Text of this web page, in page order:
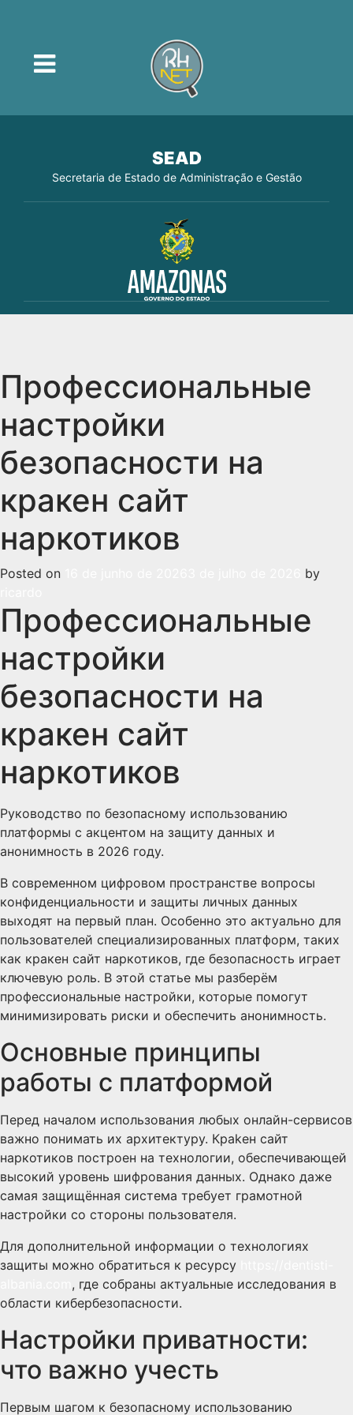
SEAD
Secretaria de Estado de Administração e Gestão
Профессиональные
настройки
безопасности на
кракен сайт
наркотиков
Posted on
by
Профессиональные
настройки
безопасности на
кракен сайт
наркотиков
Руководство по безопасному использованию
платформы с акцентом на защиту данных и
анонимность в 2026 году.
В современном цифровом пространстве вопросы
конфиденциальности и защиты личных данных
выходят на первый план. Особенно это актуально для
пользователей специализированных платформ, таких
как кракен сайт наркотиков, где безопасность играет
ключевую роль. В этой статье мы разберём
профессиональные настройки, которые помогут
минимизировать риски и обеспечить анонимность.
Основные принципы
работы с платформой
Перед началом использования любых онлайн-сервисов
важно понимать их архитектуру. Краkен сайт
наркотиков построен на технологии, обеспечивающей
высокий уровень шифрования данных. Однако даже
самая защищённая система требует грамотной
настройки со стороны пользователя.
Для дополнительной информации о технологиях
защиты можно обратиться к ресурсу
, где собраны актуальные исследования в
области кибербезопасности.
Настройки приватности:
что важно учесть
Первым шагом к безопасному использованию